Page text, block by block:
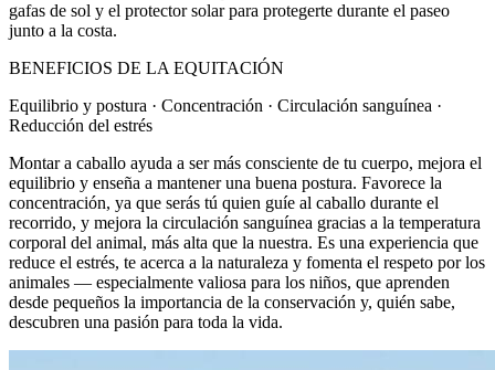
gafas de sol y el protector solar para protegerte durante el paseo
junto a la costa.
BENEFICIOS DE LA EQUITACIÓN
Equilibrio y postura · Concentración · Circulación sanguínea ·
Reducción del estrés
Montar a caballo ayuda a ser más consciente de tu cuerpo, mejora el
equilibrio y enseña a mantener una buena postura. Favorece la
concentración, ya que serás tú quien guíe al caballo durante el
recorrido, y mejora la circulación sanguínea gracias a la temperatura
corporal del animal, más alta que la nuestra. Es una experiencia que
reduce el estrés, te acerca a la naturaleza y fomenta el respeto por los
animales — especialmente valiosa para los niños, que aprenden
desde pequeños la importancia de la conservación y, quién sabe,
descubren una pasión para toda la vida.